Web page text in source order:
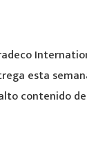
esta
contenido